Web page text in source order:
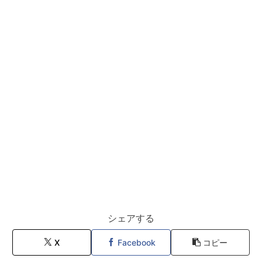
シェアする
X Facebook コピー